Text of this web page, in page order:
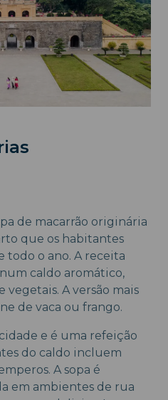
de macarrão originária
que os habitantes
todo o ano. A receita
caldo aromático,
A versão mais
de vaca ou frango.
e é uma refeição
do caldo incluem
A sopa é
em ambientes de rua